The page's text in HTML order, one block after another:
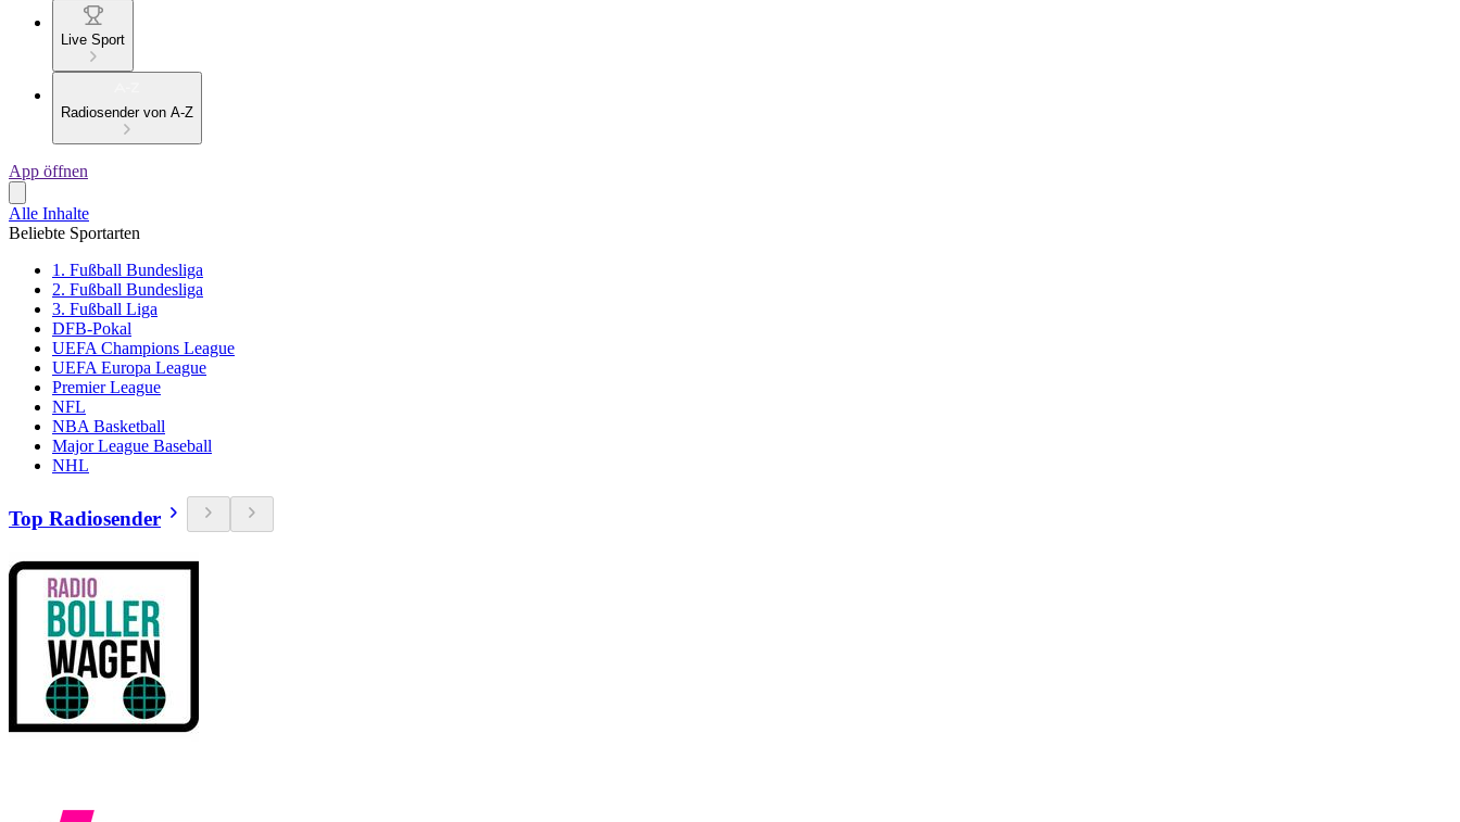
Live Sport
Radiosender von A-Z
App öffnen
Alle Inhalte
Beliebte Sportarten
1. Fußball Bundesliga
2. Fußball Bundesliga
3. Fußball Liga
DFB-Pokal
UEFA Champions League
UEFA Europa League
Premier League
NFL
NBA Basketball
Major League Baseball
NHL
Top Radiosender